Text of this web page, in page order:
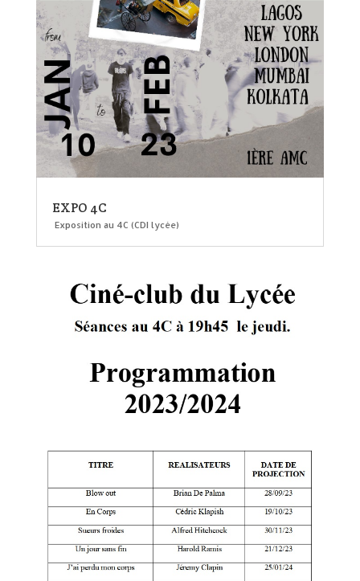
EXPO 4C
Exposition au 4C (CDI lycée)